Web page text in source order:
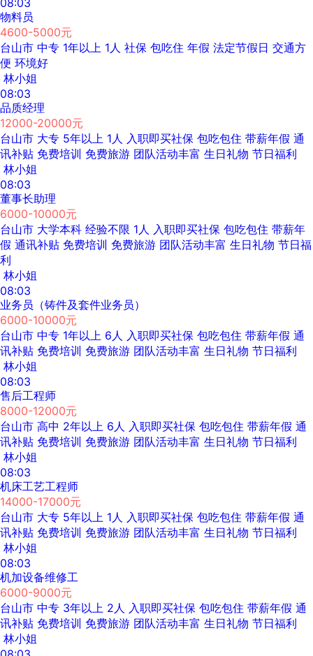
物料员
4600-5000元
台山市 中专 1年以上 1人 社保 包吃住 年假 法定节假日 交通方
便 环境好
林小姐
08:03
品质经理
12000-20000元
台山市 大专 5年以上 1人 入职即买社保 包吃包住 带薪年假 通
讯补贴 免费培训 免费旅游 团队活动丰富 生日礼物 节日福利
林小姐
08:03
董事长助理
6000-10000元
台山市 大学本科 经验不限 1人 入职即买社保 包吃包住 带薪年
假 通讯补贴 免费培训 免费旅游 团队活动丰富 生日礼物 节日福
利
林小姐
08:03
业务员（铸件及套件业务员）
6000-10000元
台山市 中专 1年以上 6人 入职即买社保 包吃包住 带薪年假 通
讯补贴 免费培训 免费旅游 团队活动丰富 生日礼物 节日福利
林小姐
08:03
售后工程师
8000-12000元
台山市 高中 2年以上 6人 入职即买社保 包吃包住 带薪年假 通
讯补贴 免费培训 免费旅游 团队活动丰富 生日礼物 节日福利
林小姐
08:03
机床工艺工程师
14000-17000元
台山市 大专 5年以上 1人 入职即买社保 包吃包住 带薪年假 通
讯补贴 免费培训 免费旅游 团队活动丰富 生日礼物 节日福利
林小姐
08:03
机加设备维修工
6000-9000元
台山市 中专 3年以上 2人 入职即买社保 包吃包住 带薪年假 通
讯补贴 免费培训 免费旅游 团队活动丰富 生日礼物 节日福利
林小姐